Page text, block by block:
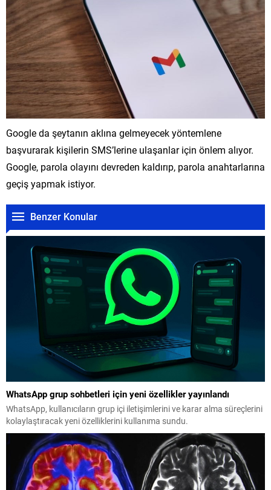
Google da şeytanın aklına gelmeyecek yöntemlene
başvurarak kişilerin SMS’lerine ulaşanlar için önlem alıyor.
Google, parola olayını devreden kaldırıp, parola anahtarlarına
geçiş yapmak istiyor.
Benzer Konular
WhatsApp grup sohbetleri için yeni özellikler yayınlandı
WhatsApp, kullanıcıların grup içi iletişimlerini ve karar alma süreçlerini
kolaylaştıracak yeni özelliklerini kullanıma sundu.